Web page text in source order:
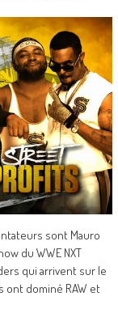
sont Mauro
du WWE NXT
qui arrivent sur le
ont dominé RAW et